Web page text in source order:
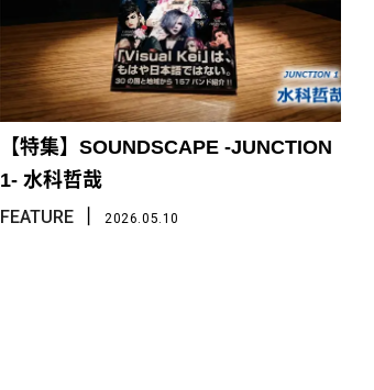
【特集】SOUNDSCAPE -JUNCTION
1- 水科哲哉
FEATURE 2026.05.10